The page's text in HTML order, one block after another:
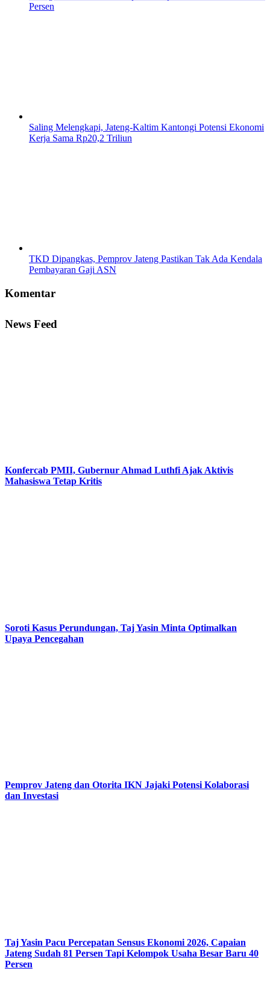
Persen
Saling Melengkapi, Jateng-Kaltim Kantongi Potensi Ekonomi
Kerja Sama Rp20,2 Triliun
TKD Dipangkas, Pemprov Jateng Pastikan Tak Ada Kendala
Pembayaran Gaji ASN
Komentar
News Feed
Konfercab PMII, Gubernur Ahmad Luthfi Ajak Aktivis
Mahasiswa Tetap Kritis
Soroti Kasus Perundungan, Taj Yasin Minta Optimalkan
Upaya Pencegahan
Pemprov Jateng dan Otorita IKN Jajaki Potensi Kolaborasi
dan Investasi
Taj Yasin Pacu Percepatan Sensus Ekonomi 2026, Capaian
Jateng Sudah 81 Persen Tapi Kelompok Usaha Besar Baru 40
Persen